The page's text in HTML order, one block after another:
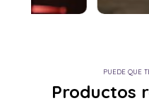
PUEDE QUE
Productos